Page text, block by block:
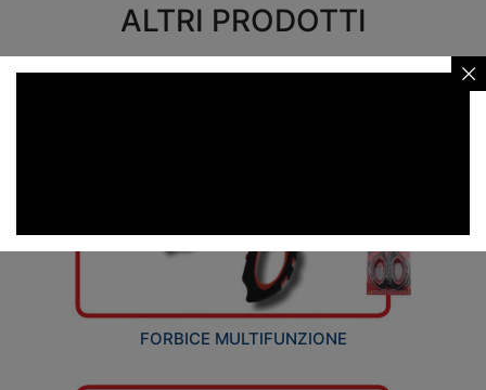
ALTRI PRODOTTI
FORBICE MULTIFUNZIONE